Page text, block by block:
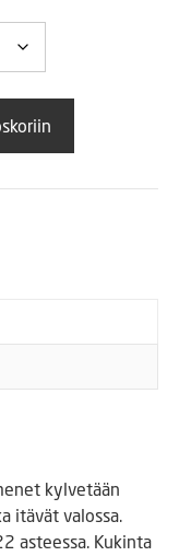
kylvetään
itävät valossa.
asteessa. Kukinta